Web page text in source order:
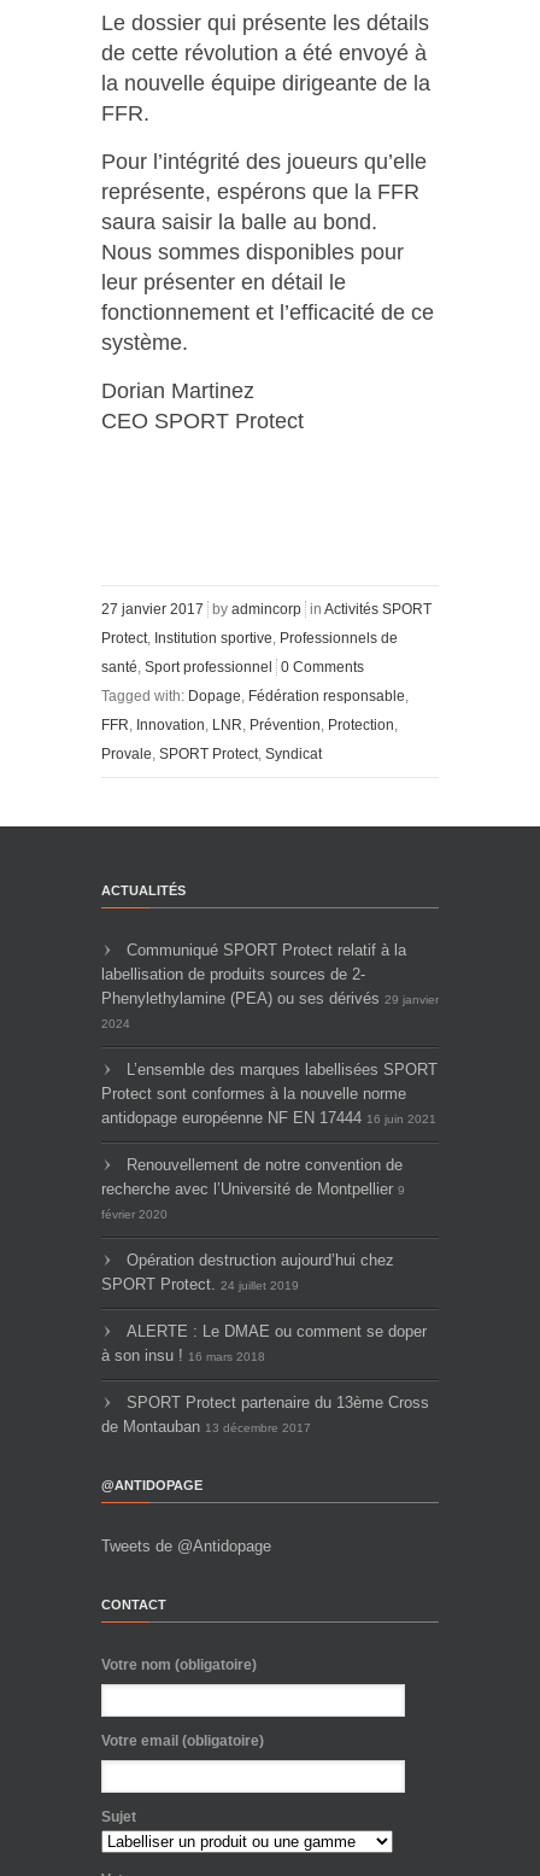
Le dossier qui présente les détails
de cette révolution a été envoyé à
la nouvelle équipe dirigeante de la
FFR.
Pour l’intégrité des joueurs qu’elle
représente, espérons que la FFR
saura saisir la balle au bond.
Nous sommes disponibles pour
leur présenter en détail le
fonctionnement et l’efficacité de ce
système.
Dorian Martinez
CEO SPORT Protect
27 janvier 2017 by admincorp in Activités SPORT
Protect Institution sportive Professionnels de
santé Sport professionnel 0 Comments
Tagged with: Dopage Fédération responsable
FFR Innovation LNR Prévention Protection
Provale SPORT Protect Syndicat
ACTUALITÉS
Communiqué SPORT Protect relatif à la
labellisation de produits sources de 2-
Phenylethylamine (PEA) ou ses dérivés 29 janvier
2024
L’ensemble des marques labellisées SPORT
Protect sont conformes à la nouvelle norme
antidopage européenne NF EN 17444 16 juin 2021
Renouvellement de notre convention de
recherche avec l’Université de Montpellier 9
février 2020
Opération destruction aujourd’hui chez
SPORT Protect.
24 juillet 2019
ALERTE : Le DMAE ou comment se doper
à son insu ! 16 mars 2018
SPORT Protect partenaire du 13ème Cross
de Montauban 13 décembre 2017
@ANTIDOPAGE
Tweets de @Antidopage
CONTACT
Votre nom (obligatoire)
Votre email (obligatoire)
Sujet